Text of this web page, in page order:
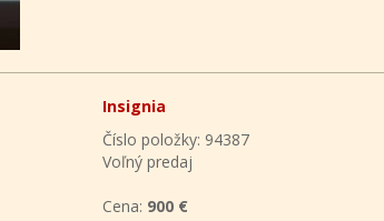
Insignia
Číslo položky: 94387
Voľný predaj
Cena: 900 €